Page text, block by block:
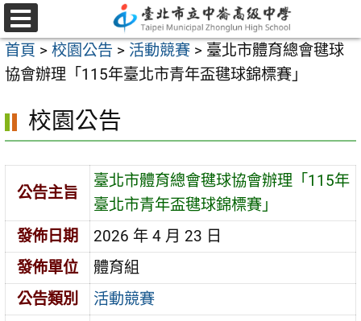
跳
至
主
要
容
選
單
首頁 > 校園公告 > 活動競賽 > 臺北市體育總會毽球
協會辦理「115年臺北市青年盃毽球錦標賽」
校園公告
公告主旨
臺北市體育總會毽球協會辦理「115年
臺北市青年盃毽球錦標賽」
發佈日期
2026 年 4 月 23 日
發佈單位
體育組
公告類別
活動競賽